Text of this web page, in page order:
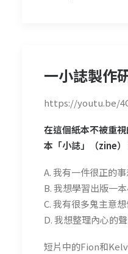
一小誌製作
https://youtu.be/
在這個紙本不被重
本「小誌」（zine）
A. 我有一件很正的
B. 我想學習出版一本
C. 我有很多鬼主意想
D. 我想整理內心的聲
短片中的Fion和